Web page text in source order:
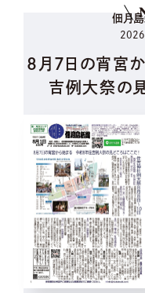
佃月
2026
8月7日の宵宮
吉例大祭の見